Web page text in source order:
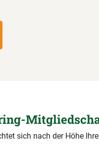
sich nach der Höhe